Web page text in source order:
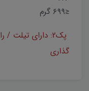
≤۶۹۹ گرم
گذاری